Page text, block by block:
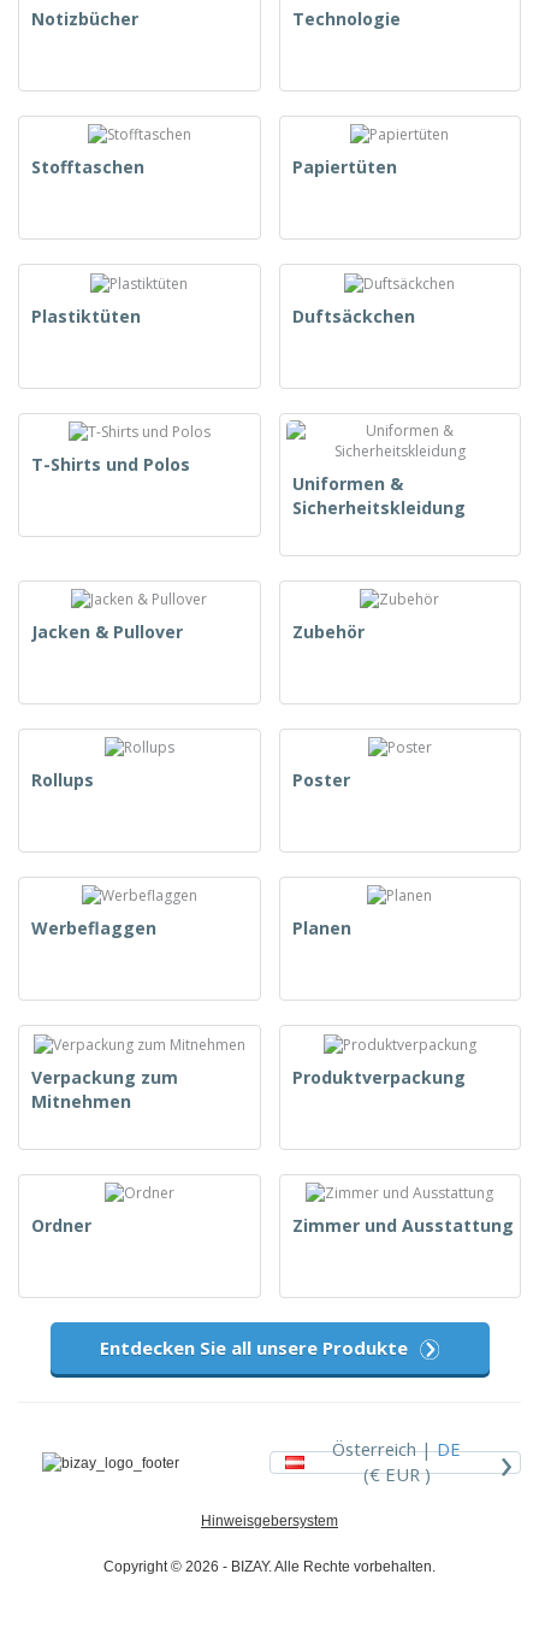
Notizbücher Technologie
Stofftaschen Papiertüten
Plastiktüten Duftsäckchen
T-Shirts und Polos
Uniformen &
Sicherheitskleidung
Jacken & Pullover Zubehör
Rollups Poster
Werbeflaggen Planen
Verpackung zum
Mitnehmen
Produktverpackung
Ordner Zimmer und Ausstattung
Entdecken Sie all unsere Produkte
Österreich |DE
(€ EUR )
›
Hinweisgebersystem
Copyright © 2026 - BIZAY. Alle Rechte vorbehalten.